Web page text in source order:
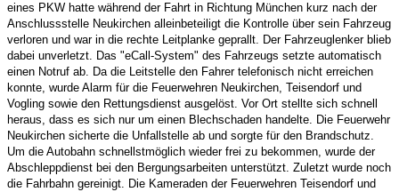
eines PKW hatte während der Fahrt in Richtung München kurz nach der
Anschlussstelle Neukirchen alleinbeteiligt die Kontrolle über sein Fahrzeug
verloren und war in die rechte Leitplanke geprallt. Der Fahrzeuglenker blieb
dabei unverletzt. Das "eCall-System" des Fahrzeugs setzte automatisch
einen Notruf ab. Da die Leitstelle den Fahrer telefonisch nicht erreichen
konnte, wurde Alarm für die Feuerwehren Neukirchen, Teisendorf und
Vogling sowie den Rettungsdienst ausgelöst. Vor Ort stellte sich schnell
heraus, dass es sich nur um einen Blechschaden handelte. Die Feuerwehr
Neukirchen sicherte die Unfallstelle ab und sorgte für den Brandschutz.
Um die Autobahn schnellstmöglich wieder frei zu bekommen, wurde der
Abschleppdienst bei den Bergungsarbeiten unterstützt. Zuletzt wurde noch
die Fahrbahn gereinigt. Die Kameraden der Feuerwehren Teisendorf und